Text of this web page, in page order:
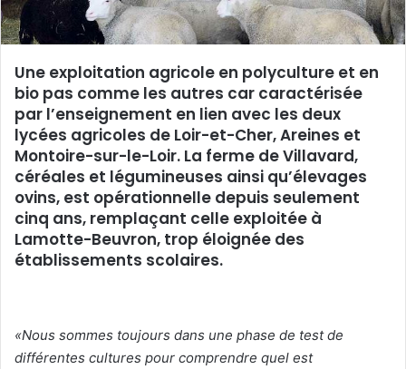
o
u
r
e
l
Une exploitation agricole en polyculture et en
bio pas comme les autres car caractérisée
par l’enseignement en lien avec les deux
lycées agricoles de Loir-et-Cher, Areines et
Montoire-sur-le-Loir. La ferme de Villavard,
céréales et légumineuses ainsi qu’élevages
ovins, est opérationnelle depuis seulement
cinq ans, remplaçant celle exploitée à
Lamotte-Beuvron, trop éloignée des
établissements scolaires.
«Nous sommes toujours dans une phase de test de
différentes cultures pour comprendre quel est